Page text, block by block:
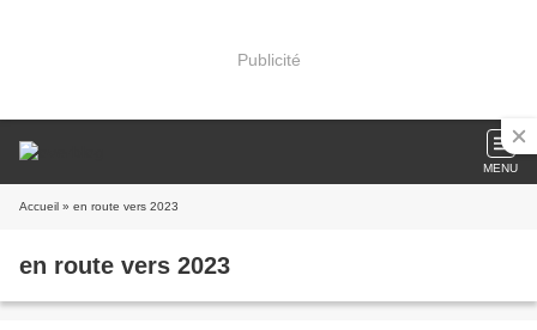
Publicité
MENU
Accueil » en route vers 2023
en route vers 2023